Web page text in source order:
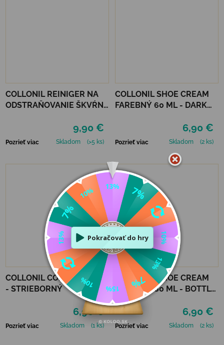
COLLONIL REINIGER NA
ODSTRAŇOVANIE ŠKVŔN
9,90 €
Pozrieť viac Skladom (>5 ks)
COLLONIL SHOE CREAM
FAREBNÝ 60 ML - DARK
6,90 €
Pozrieť viac Skladom (2 ks)
COLLONIL COLORIT KRÉM
- STRIEBORNÝ
6,90 €
Pozrieť viac Skladom (1 ks)
COLLONIL SHOE CREAM
FAREBNÝ 60 ML - BOTTLE
GREEN
6,90 €
Pozrieť viac Skladom (2 ks)